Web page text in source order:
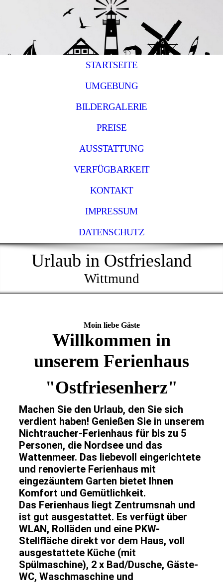
STARTSEITE
UMGEBUNG
BILDERGALERIE
PREISE
AUSSTATTUNG
VERFÜGBARKEIT
KONTAKT
IMPRESSUM
DATENSCHUTZ
Urlaub in Ostfriesland
Wittmund
Moin liebe Gäste
Willkommen in
unserem Ferienhaus
"Ostfriesenherz"
Machen Sie den Urlaub, den Sie sich
verdient haben! Genießen Sie in unserem
Nichtraucher-Ferienhaus für bis zu 5
Personen, die Nordsee und das
Wattenmeer. Das liebevoll eingerichtete
und renovierte Ferienhaus mit
eingezäuntem Garten bietet Ihnen
Komfort und Gemütlichkeit.
Das Ferienhaus liegt Zentrumsnah und
ist gut ausgestattet. Es verfügt über
WLAN, Rolläden und eine PKW-
Stellfläche direkt vor dem Haus, voll
ausgestattete Küche (mit
Spülmaschine), 2 x Bad/Dusche, Gäste-
WC, Waschmaschine und